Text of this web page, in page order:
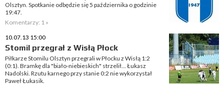
Olsztyn. Spotkanie odbędzie się 5 października o godzinie
19:47.
Komentarzy: 1 »
10.07.13 15:00
Stomil przegrał z Wisłą Płock
Piłkarze Stomilu Olsztyn przegrali w Płocku z Wisłą 1:2
(0:1). Bramkę dla "biało-niebieskich" strzelił... Łukasz
Nadolski. Rzutu karnego przy stanie 0:2 nie wykorzystał
Paweł Łukasik.